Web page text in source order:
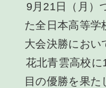
9月21日（月）
た全日本高等学
大会決勝におい
花北青雲高校に
目の優勝を果